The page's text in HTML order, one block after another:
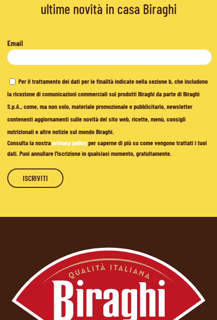
ultime novità in casa Biraghi
Email
Per il trattamento dei dati per le finalità indicate nella sezione b, che includono
la ricezione di comunicazioni commerciali sui prodotti Biraghi da parte di Biraghi
S.p.A., come, ma non solo, materiale promozionale e pubblicitario, newsletter
contenenti aggiornamenti sulle novità del sito web, ricette, menù, consigli
nutrizionali e altre notizie sul mondo Biraghi.
Consulta la nostraprivacy policyper saperne di più su come vengono trattati i tuoi
dati. Puoi annullare l'iscrizione in qualsiasi momento, gratuitamente.